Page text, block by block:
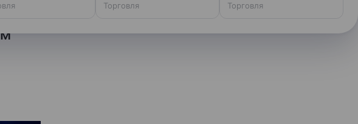
через Азербайджан
Торговля
ребенка в школу
Торговля